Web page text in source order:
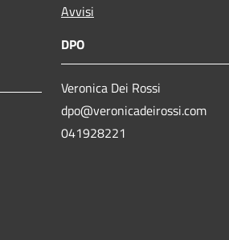
Avvisi
DPO
Veronica Dei Rossi
dpo@veronicadeirossi.com
041928221